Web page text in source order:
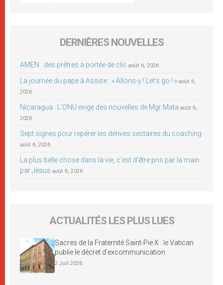
DERNIÈRES NOUVELLES
AMEN : des prêtres à portée de clic août 6, 2026
La journée du pape à Assise : « Allons-y ! Let’s go ! » août 6,
2026
Nicaragua : L’ONU exige des nouvelles de Mgr Mata août 6,
2026
Sept signes pour repérer les dérives sectaires du coaching
août 6, 2026
La plus belle chose dans la vie, c’est d’être pris par la main
par Jésus août 6, 2026
ACTUALITÉS LES PLUS LUES
Sacres de la Fraternité Saint-Pie X : le Vatican
publie le décret d’excommunication
2 Juil 2026